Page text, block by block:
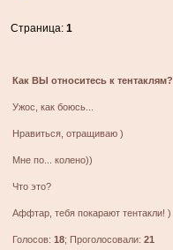
Страница:1
Как ВЫ относитесь к тентаклям?
Ужос, как боюсь...
Нравиться, отращиваю )
Мне по... колено))
Что это?
Аффтар, тебя покарают тентакли! )
Голосов: 18; Проголосовали: 21